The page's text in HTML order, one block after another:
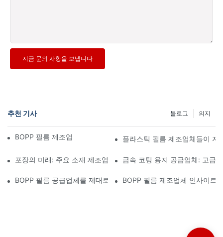
지금 문의 사항을 보냅니다
추천 기사 의지
블로그
BOPP 필름 제조업체: 연성 포장의 핵심플라스틱 필름 제조업체들이 지
포장의 미래: 주요 소재 제조업체들이 제시하는 통찰력
금속 코팅 용지 공급업체: 고급
BOPP 필름 공급업체를 제대로 선택하는 것이 사업에 중요한 이유
BOPP 필름 제조업체 인사이트: